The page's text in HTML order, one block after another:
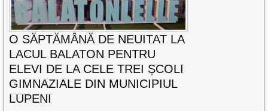
O SĂPTĂMÂNĂ DE NEUITAT LA
LACUL BALATON PENTRU
ELEVI DE LA CELE TREI ȘCOLI
GIMNAZIALE DIN MUNICIPIUL
LUPENI